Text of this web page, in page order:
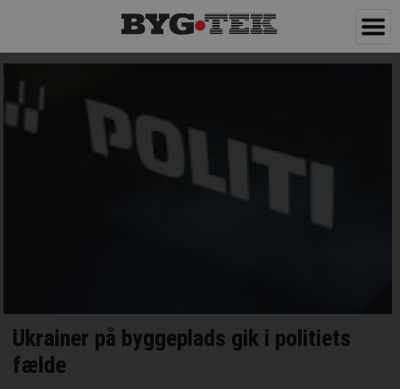
Ukrainer på byggeplads gik i politiets
fælde